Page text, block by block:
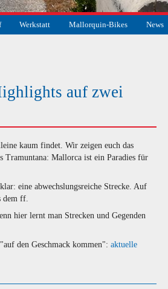
Werkstatt Mallorquin-Bikes News
auf zwei
kaum findet. Wir zeigen euch das
Tramuntana: Mallorca ist ein Paradies für
eine abwechslungsreiche Strecke. Auf
dem ff.
hier lernt man Strecken und Gegenden
den Geschmack kommen": aktuelle